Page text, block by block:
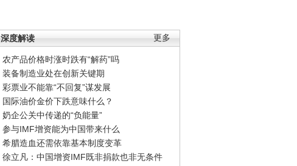
更多
深度解读
农产品价格时涨时跌有“解药”吗
装备制造业处在创新关键期
彩票业不能靠“不回复”谋发展
国际油价金价下跌意味什么？
奶企公关中传递的“负能量”
参与IMF增资能为中国带来什么
希腊造血还需依靠基本制度变革
徐立凡：中国增资IMF既非捐款也非无条件